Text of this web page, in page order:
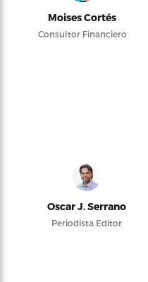
Moises Cortés
Consultor Financiero
Oscar J. Serrano
Periodista Editor